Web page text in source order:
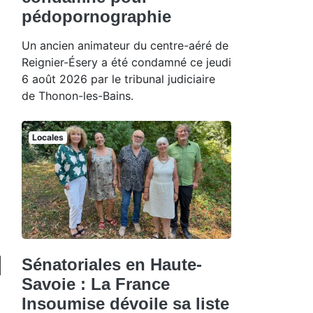
pédopornographie
Un ancien animateur du centre-aéré de
Reignier-Ésery a été condamné ce jeudi
6 août 2026 par le tribunal judiciaire
de Thonon-les-Bains.
Locales
Sénatoriales en Haute-
Savoie : La France
Insoumise dévoile sa liste